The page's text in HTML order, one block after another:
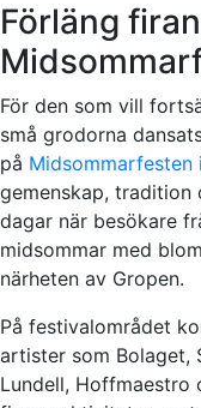
Förläng
För den som vill
små grodorna
på Midsommarfesten
gemenskap, tradition
dagar när besökare
midsommar med
närheten av Gropen.
På festivalområdet
artister som Bolaget,
Lundell, Hoffmaestro